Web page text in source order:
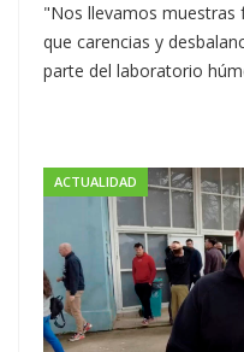
"Nos llevamos muestras
que carencias y
parte del laboratorio
ACTUALIDAD